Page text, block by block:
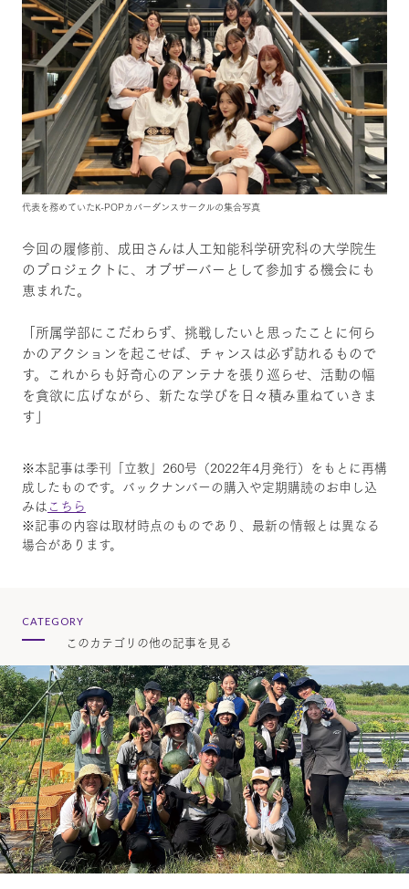
代表を務めていたK-POPカバーダンスサークルの集合写真
今回の履修前、成田さんは人工知能科学研究科の大学院生
のプロジェクトに、オブザーバーとして参加する機会にも
恵まれた。
「所属学部にこだわらず、挑戦したいと思ったことに何ら
かのアクションを起こせば、チャンスは必ず訪れるもので
す。これからも好奇心のアンテナを張り巡らせ、活動の幅
を貪欲に広げながら、新たな学びを日々積み重ねていきま
す」
※本記事は季刊「立教」260号（2022年4月発行）をもとに再構
成したものです。バックナンバーの購入や定期購読のお申し込
みはこちら
※記事の内容は取材時点のものであり、最新の情報とは異なる
場合があります。
CATEGORY
このカテゴリの他の記事を見る